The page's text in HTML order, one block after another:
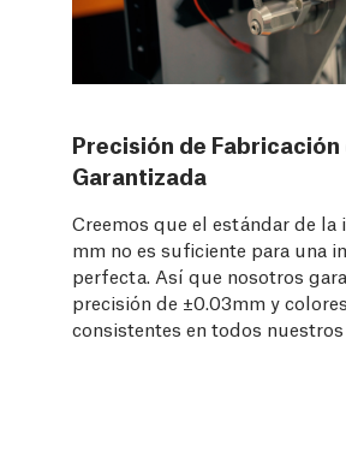
Precisión de Fabricación
Garantizada
Creemos que el estándar de la
mm no es suficiente para una
perfecta. Así que nosotros
precisión de ±0.03mm y
consistentes en todos